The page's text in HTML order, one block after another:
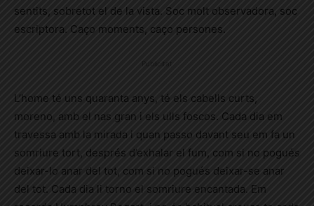
sentits, sobretot el de la vista. Soc molt observadora, soc
escriptora. Caço moments, caço persones.
Publicitat
L’home té uns quaranta anys, té els cabells curts,
moreno, amb el nas gran i els ulls foscos. Cada dia em
travessa amb la mirada i quan passo davant seu em fa un
somriure tort, després d’exhalar el fum, com si no pogués
deixar-lo anar del tot, com si no pogués deixar-se anar
del tot. Cada dia li torno el somriure encantada. Em